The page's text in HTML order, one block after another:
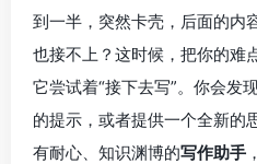
到一半，突然卡壳，后面的内
也接不上？这时候，把你的难
它尝试着“接下去写”。你会发
的提示，或者提供一个全新的
有耐心、知识渊博的写作助手